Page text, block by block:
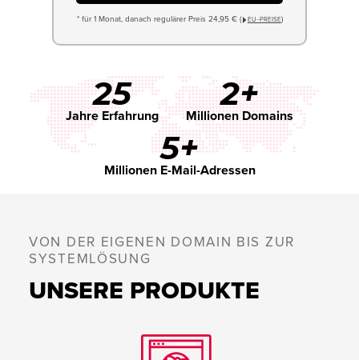
* für 1 Monat, danach regulärer Preis 24,95 € ( EU−PREISE)
25
Jahre Erfahrung
2+
Millionen Domains
5+
Millionen E-Mail-Adressen
VON DER EIGENEN DOMAIN BIS ZUR
SYSTEMLÖSUNG
UNSERE PRODUKTE